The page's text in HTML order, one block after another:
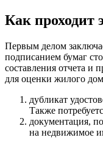
Как проходит
Первым делом
подписанием бумаг
составления отчета и
для оценки жилого
дубликат
Также
документация,
на недвижимое